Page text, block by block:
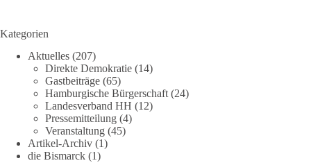
Kategorien
Aktuelles (207)
Direkte Demokratie (14)
Gastbeiträge (65)
Hamburgische Bürgerschaft (24)
Landesverband HH (12)
Pressemitteilung (4)
Veranstaltung (45)
Artikel-Archiv (1)
die Bismarck (1)